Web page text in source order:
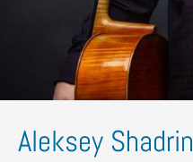
Aleksey Shadrin